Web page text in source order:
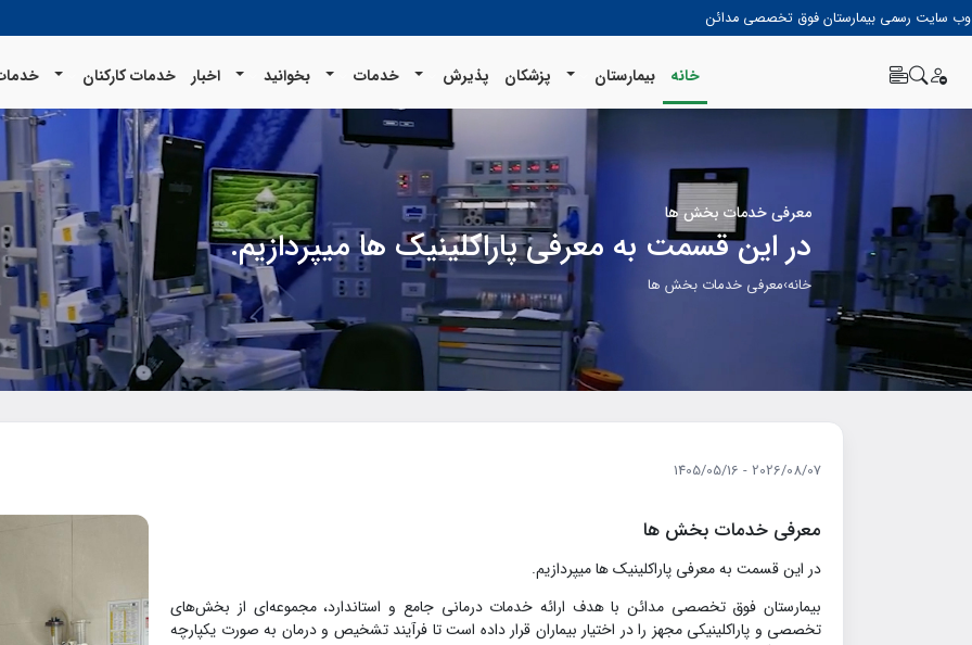
وب سایت رسمی بیمارستان فوق تخصصی مدائن
خانه بیمارستان پزشکان پذیرش خدمات بخوانید اخبار خدمات کارکنان
معرفی خدمات بخش ها
در این قسمت به معرفی پاراکلینیک ها میپردازیم.
خانه›معرفی خدمات بخش ها
2026/08/07 - 1405/05/16
معرفی خدمات بخش ها
در این قسمت به معرفی پاراکلینیک ها میپردازیم.
بیمارستان فوق تخصصی مدائن با هدف ارائه خدمات درمانی جامع و استاندارد، مجموعه‌ای از بخش‌های
تخصصی و پاراکلینیکی مجهز را در اختیار بیماران قرار داده است تا فرآیند تشخیص و درمان به صورت یکپارچه